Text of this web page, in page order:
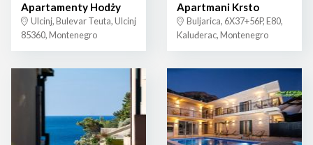
Apartamenty Hodży
Ulcinj, Bulevar Teuta, Ulcinj
85360, Montenegro
Apartmani Krsto
Buljarica, 6X37+56P, E80,
Kaluđerac, Montenegro